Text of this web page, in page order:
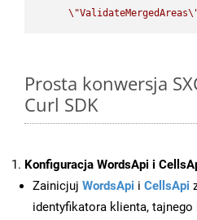
\"ValidateMergedAreas
Prosta konwersja
Curl SDK
Konfiguracja WordsApi i
Zainicjuj WordsApi i CellsApi
identyfikatora klienta, tajnego